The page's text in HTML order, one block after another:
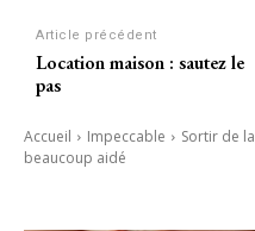
Article précédent
Location maison : sautez le
pas
Accueil Impeccable
Sortir de
beaucoup aidé